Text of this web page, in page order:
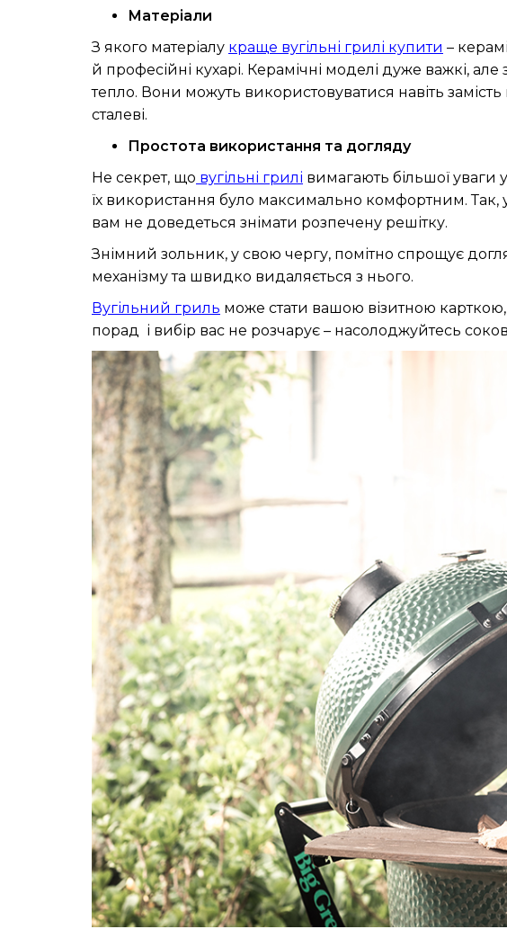
Матеріали
З якого матеріалу краще вугільні грилі купити –
й професійні кухарі. Керамічні моделі дуже важкі,
тепло. Вони можуть використовуватися навіть замість
сталеві.
Простота використання та догляду
Не секрет, що вугільні грилі вимагають більшої уваги
їх використання було максимально комфортним. Так,
вам не доведеться знімати розпечену решітку.
Знімний зольник, у свою чергу, помітно спрощує
механізму та швидко видаляється з нього.
Вугільний гриль може стати вашою візитною
порад і вибір вас не розчарує – насолоджуйтесь